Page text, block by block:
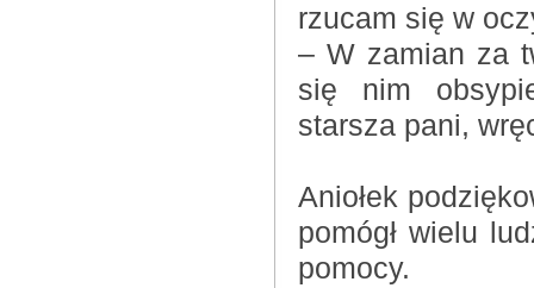
rzucam się w
– W zamian za
się nim
starsza pani,
Aniołek
pomógł wielu
pomocy.